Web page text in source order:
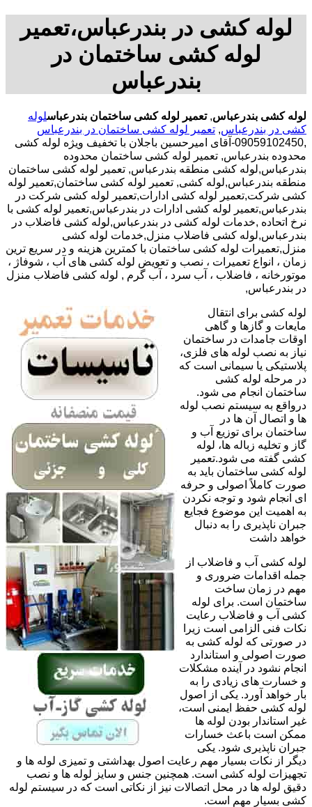
لوله کشی در بندرعباس،تعمیر
لوله کشی ساختمان در
بندرعباس
لوله کشی بندرعباس,تعمیر لوله کشی ساختمان بندرعباسلوله
کشی در بندرعباس, تعمیر لوله کشی ساختمان در بندرعباس
,09059102450-آقای امیرحسین باجلان با تخفیف ویژه لوله کشی
محدوده بندرعباس, تعمیر لوله کشی ساختمان محدوده
بندرعباس,لوله کشی منطقه بندرعباس, تعمیر لوله کشی ساختمان
منطقه بندرعباس,لوله کشی, تعمیر لوله کشی ساختمان,تعمیر لوله
کشی شرکت,تعمیر لوله کشی ادارات,تعمیر لوله کشی شرکت در
بندرعباس,تعمیر لوله کشی ادارات در بندرعباس,تعمیر لوله کشی با
نرخ اتحاده ,خدمات لوله کشی در بندرعباس,لوله کشی فاضلاب در
بندرعباس,لوله کشی فاضلاب منزل,خدمات لوله کشی
منزل,تعمیرات لوله کشی ساختمان با کمترین هزینه و در سریع ترین
زمان ، انواع تعمیرات ، نصب و تعویض لوله کشی های آب ، شوفاژ ،
موتورخانه ، فاضلاب ، آب سرد ، آب گرم , لوله کشی فاضلاب منزل
در بندرعباس,
لوله کشی برای انتقال
مایعات و گازها و گاهی
اوقات جامدات در ساختمان
نیاز به نصب لوله های فلزی،
پلاستیکی یا سیمانی است که
در مرحله لوله کشی
ساختمان انجام می شود.
درواقع به سیستم نصب لوله
ها و اتصال آن ها در
ساختمان برای توزیع آب و
گاز و تخلیه زباله ها، لوله
کشی گفته می شود.تعمیر
لوله کشی ساختمان باید به
صورت کاملاً اصولی و حرفه
ای انجام شود و توجه نکردن
به اهمیت این موضوع فجایع
جبران ناپذیری را به دنبال
خواهد داشت
لوله کشی آب و فاضلاب از
جمله اقدامات ضروری و
مهم در زمان ساخت
ساختمان است. برای لوله
کشی آب و فاضلاب رعایت
نکات فنی الزامی است زیرا
در صورتی که لوله کشی به
صورت اصولی و استاندارد
انجام نشود در آینده مشکلات
و خسارت های زیادی را به
بار خواهد آورد. یکی از اصول
لوله کشی حفظ ایمنی است،
غیر استاندار بودن لوله ها
ممکن است باعث خسارات
جبران ناپذیری شود. یکی
دیگر از نکات بسیار مهم رعایت اصول بهداشتی و تمیزی لوله ها و
تجهیزات لوله کشی است. همچنین جنس و سایز لوله ها و نصب
دقیق لوله ها در محل اتصالات نیز از نکاتی است که در سیستم لوله
کشی بسیار مهم است.